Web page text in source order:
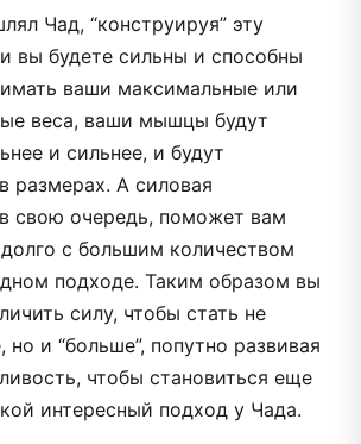
Чад, “конструируя” эту
вы будете сильны и способны
ваши максимальные или
веса, ваши мышцы будут
и сильнее, и будут
размерах. А силовая
свою очередь, поможет вам
с большим количеством
подходе. Таким образом вы
силу, чтобы стать не
но и “больше”, попутно развивая
чтобы становиться еще
интересный подход у Чада.